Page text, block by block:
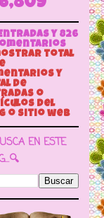
Entradas y 826
EN ESTE